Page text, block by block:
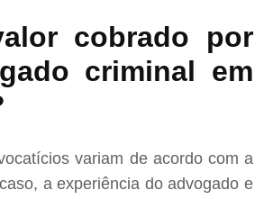
cobrado por
criminal em
variam de acordo com a
a experiência do advogado e